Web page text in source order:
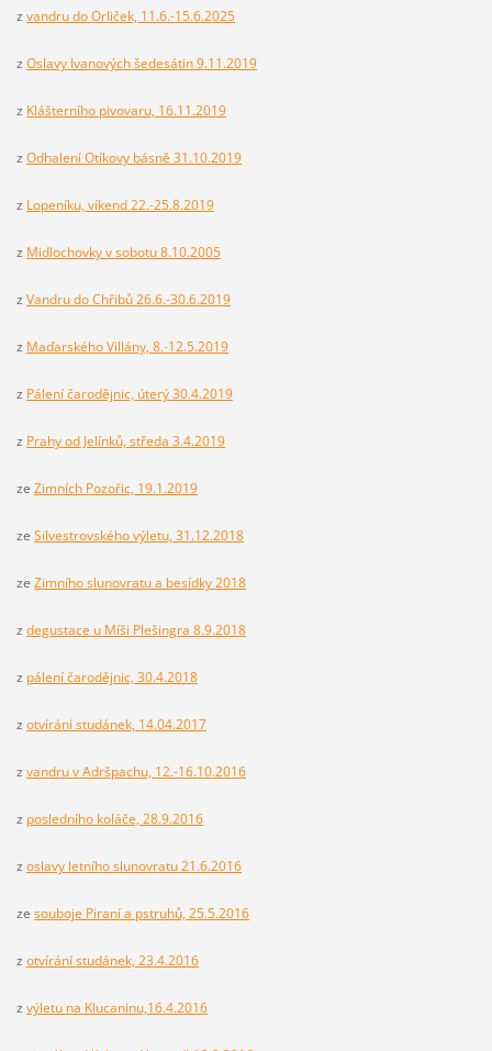
z vandru do Orliček, 11.6.-15.6.2025
z Oslavy Ivanových šedesátin 9.11.2019
z Klášterního pivovaru, 16.11.2019
z Odhalení Otíkovy básně 31.10.2019
z Lopeníku, víkend 22.-25.8.2019
z Midlochovky v sobotu 8.10.2005
z Vandru do Chřibů 26.6.-30.6.2019
z Maďarského Villány, 8.-12.5.2019
z Pálení čarodějnic, úterý 30.4.2019
z Prahy od Jelínků, středa 3.4.2019
ze Zimních Pozořic, 19.1.2019
ze Silvestrovského výletu, 31.12.2018
ze Zimního slunovratu a besídky 2018
z degustace u Míši Plešingra 8.9.2018
z pálení čarodějnic, 30.4.2018
z otvírání studánek, 14.04.2017
z vandru v Adršpachu, 12.-16.10.2016
z posledního koláče, 28.9.2016
z oslavy letního slunovratu 21.6.2016
ze souboje Piraní a pstruhů, 25.5.2016
z otvírání studánek, 23.4.2016
z výletu na Klucaninu,16.4.2016